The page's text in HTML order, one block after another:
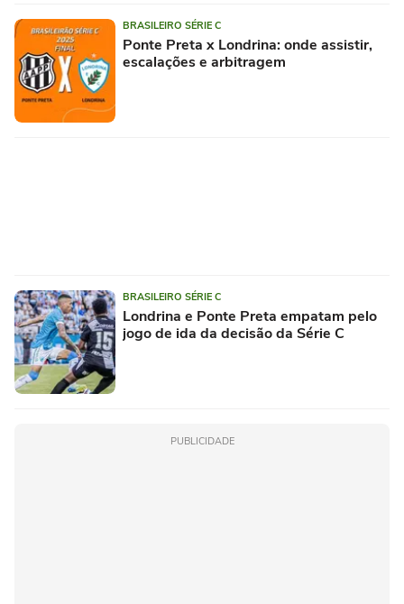
BRASILEIRO SÉRIE C
Ponte Preta x Londrina: onde assistir,
escalações e arbitragem
BRASILEIRO SÉRIE C
Londrina e Ponte Preta empatam pelo
jogo de ida da decisão da Série C
PUBLICIDADE